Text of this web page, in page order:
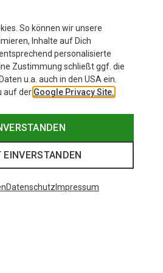
So können wir unsere
Inhalte auf Dich
personalisierte
Zustimmung schließt ggf. die
u.a. auch in den USA ein.
auf der Google Privacy Site.
EINVERSTANDEN
Datenschutz Impressum